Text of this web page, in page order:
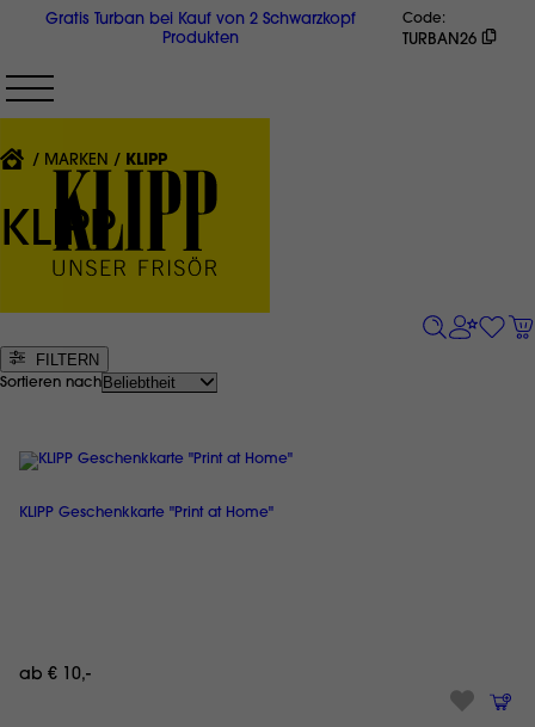
Gratis Turban bei Kauf von 2 Schwarzkopf
Produkten
Code
TURBAN26
MARKEN {'CURRENT'|T}:
KLIPP
KLIPP
FILTERN
Sortieren nach
KLIPP Geschenkkarte "Print at Home"
ab € 10,-